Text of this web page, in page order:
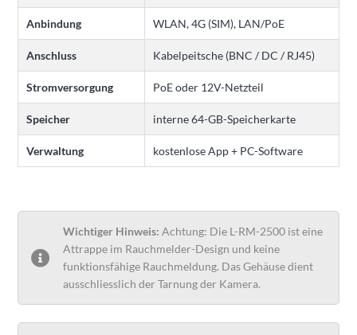
Anbindung WLAN, 4G (SIM), LAN/PoE
Anschluss Kabelpeitsche (BNC / DC / RJ45)
Stromversorgung PoE oder 12V-Netzteil
Speicher interne 64-GB-Speicherkarte
Verwaltung kostenlose App + PC-Software
Wichtiger Hinweis: Achtung: Die L-RM-2500 ist eine
Attrappe im Rauchmelder-Design und keine
funktionsfähige Rauchmeldung. Das Gehäuse dient
ausschliesslich der Tarnung der Kamera.